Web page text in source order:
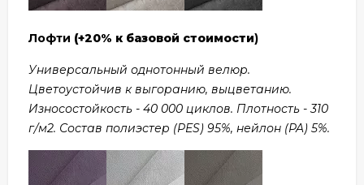
Лофти (+20% к базовой стоимости)
Универсальный однотонный велюр.
Цветоустойчив к выгоранию, выцветанию.
Износостойкость - 40 000 циклов. Плотность - 310
г/м2. Состав полиэстер (PES) 95%, нейлон (PA) 5%.